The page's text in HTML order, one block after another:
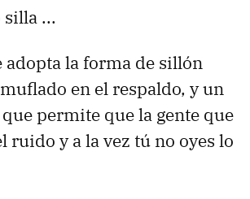
...
adopta la forma de sillón
en el respaldo, y un
permite que la gente que
ruido y a la vez tú no oyes lo